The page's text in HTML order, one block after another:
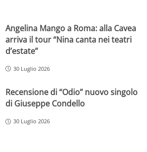
Angelina Mango a Roma: alla Cavea
arriva il tour “Nina canta nei teatri
d’estate”
30 Luglio 2026
Recensione di “Odio” nuovo singolo
di Giuseppe Condello
30 Luglio 2026